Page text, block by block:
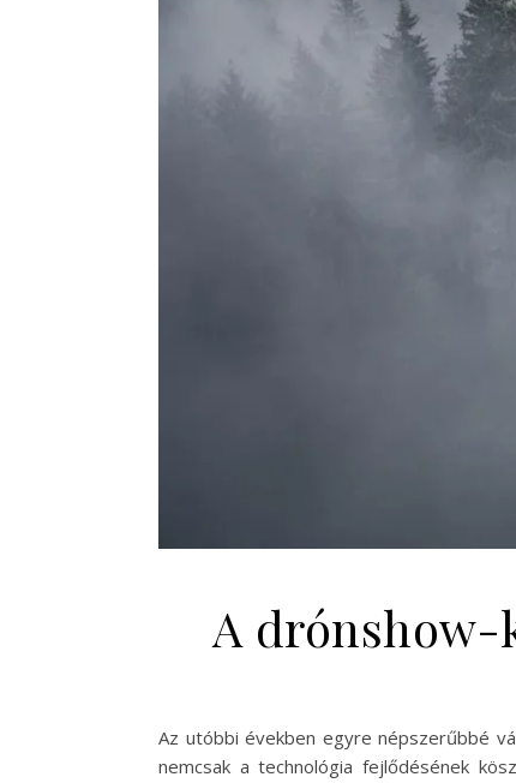
A
Az utóbbi években egyre népszerűbbé
nemcsak a technológia fejlődésének